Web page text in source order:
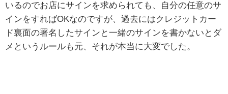
いるのでお店にサインを求められても、自分の任意のサ
インをすればOKなのですが、過去にはクレジットカー
ド裏面の署名したサインと一緒のサインを書かないとダ
メというルールも元、それが本当に大変でした。